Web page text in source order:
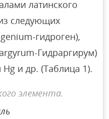
латинского
следующих
гидроген),
Гидраргирум)
и др. (Таблица 1).
элемента.